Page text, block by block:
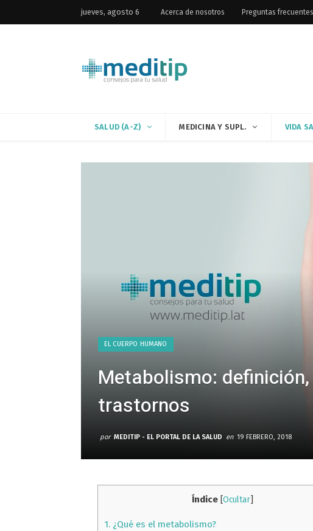
jueves, agosto 6 Acerca de nosotros Preguntas frecuentes
SALUD (A-Z) MEDICINA Y SUPL. VIDA
EL CUERPO HUMANO
Metabolismo:
trastornos
por MEDITIP - EL PORTAL DE LA SALUD en 19 FEBRERO, 2018
Índice Ocultar]
1. ¿Qué es el metabolismo?